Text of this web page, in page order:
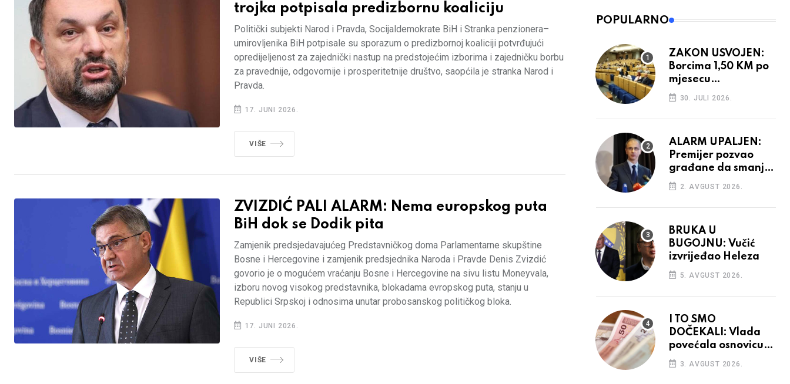
trojka potpisala predizbornu koaliciju
Politički subjekti Narod i Pravda, Socijaldemokrate BiH i Stranka penzionera–
umirovljenika BiH potpisale su sporazum o predizbornoj koaliciji potvrđujući
opredijeljenost za zajednički nastup na predstojećim izborima i zajedničku borbu
za pravednije, odgovornije i prosperitetnije društvo, saopćila je stranka Narod i
Pravda.
17. JUNI 2026.
VIŠE
ZVIZDIĆ PALI ALARM: Nema europskog puta
BiH dok se Dodik pita
Zamjenik predsjedavajućeg Predstavničkog doma Parlamentarne skupštine
Bosne i Hercegovine i zamjenik predsjednika Naroda i Pravde Denis Zvizdić
govorio je o mogućem vraćanju Bosne i Hercegovine na sivu listu Moneyvala,
izboru novog visokog predstavnika, blokadama evropskog puta, stanju u
Republici Srpskoj i odnosima unutar probosanskog političkog bloka.
17. JUNI 2026.
VIŠE
POPULARNO
ZAKON USVOJEN:
Borcima 1,50 KM po
mjesecu
provedenom u ratu
30. JULI 2026.
ALARM UPALJEN:
Premijer pozvao
građane da smanje
potrošnju struje
2. AVGUST 2026.
BRUKA U
BUGOJNU: Vučić
izvrijeđao Heleza
5. AVGUST 2026.
I TO SMO
DOČEKALI: Vlada
povećala osnovicu
za obračun plaća
budžetskim
3. AVGUST 2026.